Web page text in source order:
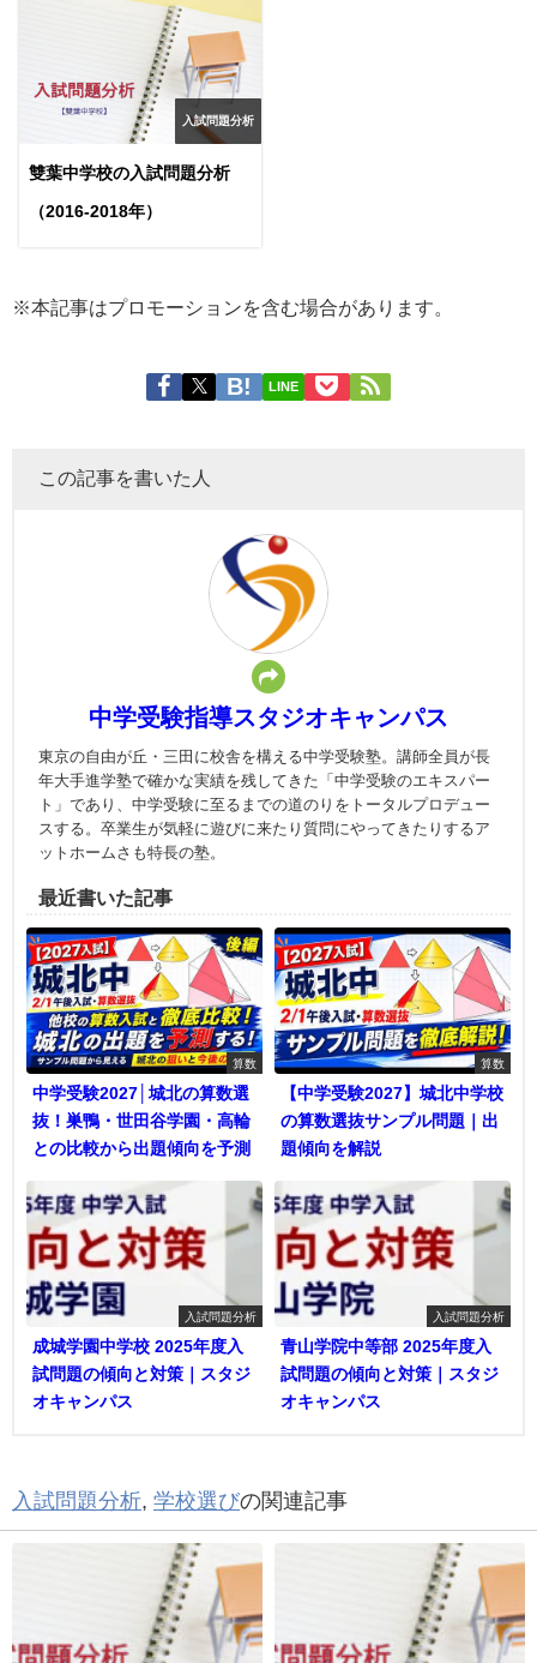
入試問題分析
雙葉中学校の入試問題分析
（2016-2018年）
※本記事はプロモーションを含む場合があります。
LINE
この記事を書いた人
中学受験指導スタジオキャンパス
東京の自由が丘・三田に校舎を構える中学受験塾。講師全員が長
年大手進学塾で確かな実績を残してきた「中学受験のエキスパー
ト」であり、中学受験に至るまでの道のりをトータルプロデュー
スする。卒業生が気軽に遊びに来たり質問にやってきたりするア
ットホームさも特長の塾。
最近書いた記事
算数
中学受験2027│城北の算数選
抜！巣鴨・世田谷学園・高輪
との比較から出題傾向を予測
算数
【中学受験2027】城北中学校
の算数選抜サンプル問題｜出
題傾向を解説
入試問題分析
成城学園中学校 2025年度入
試問題の傾向と対策｜スタジ
オキャンパス
入試問題分析
青山学院中等部 2025年度入
試問題の傾向と対策｜スタジ
オキャンパス
入試問題分析, 学校選びの関連記事